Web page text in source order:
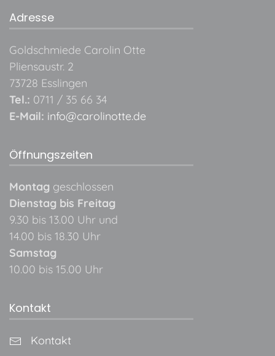
Adresse
Goldschmiede Carolin Otte
Pliensaustr. 2
73728 Esslingen
Tel.: 0711 / 35 66 34
E-Mail: info@carolinotte.de
Öffnungszeiten
Montag geschlossen
Dienstag bis Freitag
9.30 bis 13.00 Uhr und
14.00 bis 18.30 Uhr
Samstag
10.00 bis 15.00 Uhr
Kontakt
Kontakt